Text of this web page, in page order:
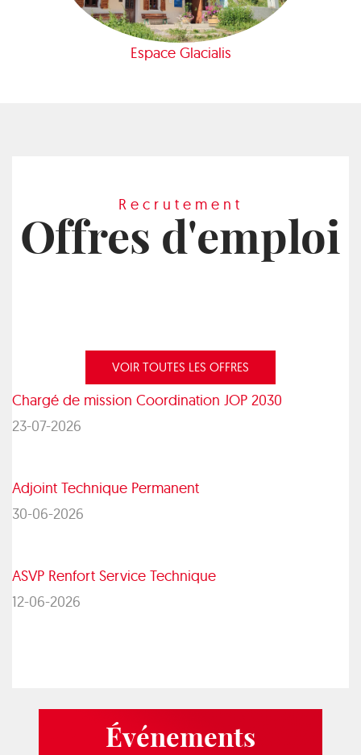
Espace Glacialis
Recrutement
Offres d'emploi
VOIR TOUTES LES OFFRES
Chargé de mission Coordination JOP 2030
23-07-2026
Adjoint Technique Permanent
30-06-2026
ASVP Renfort Service Technique
12-06-2026
Événements